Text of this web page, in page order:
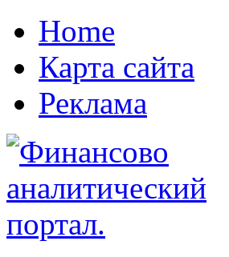
Home
Карта сайта
Реклама